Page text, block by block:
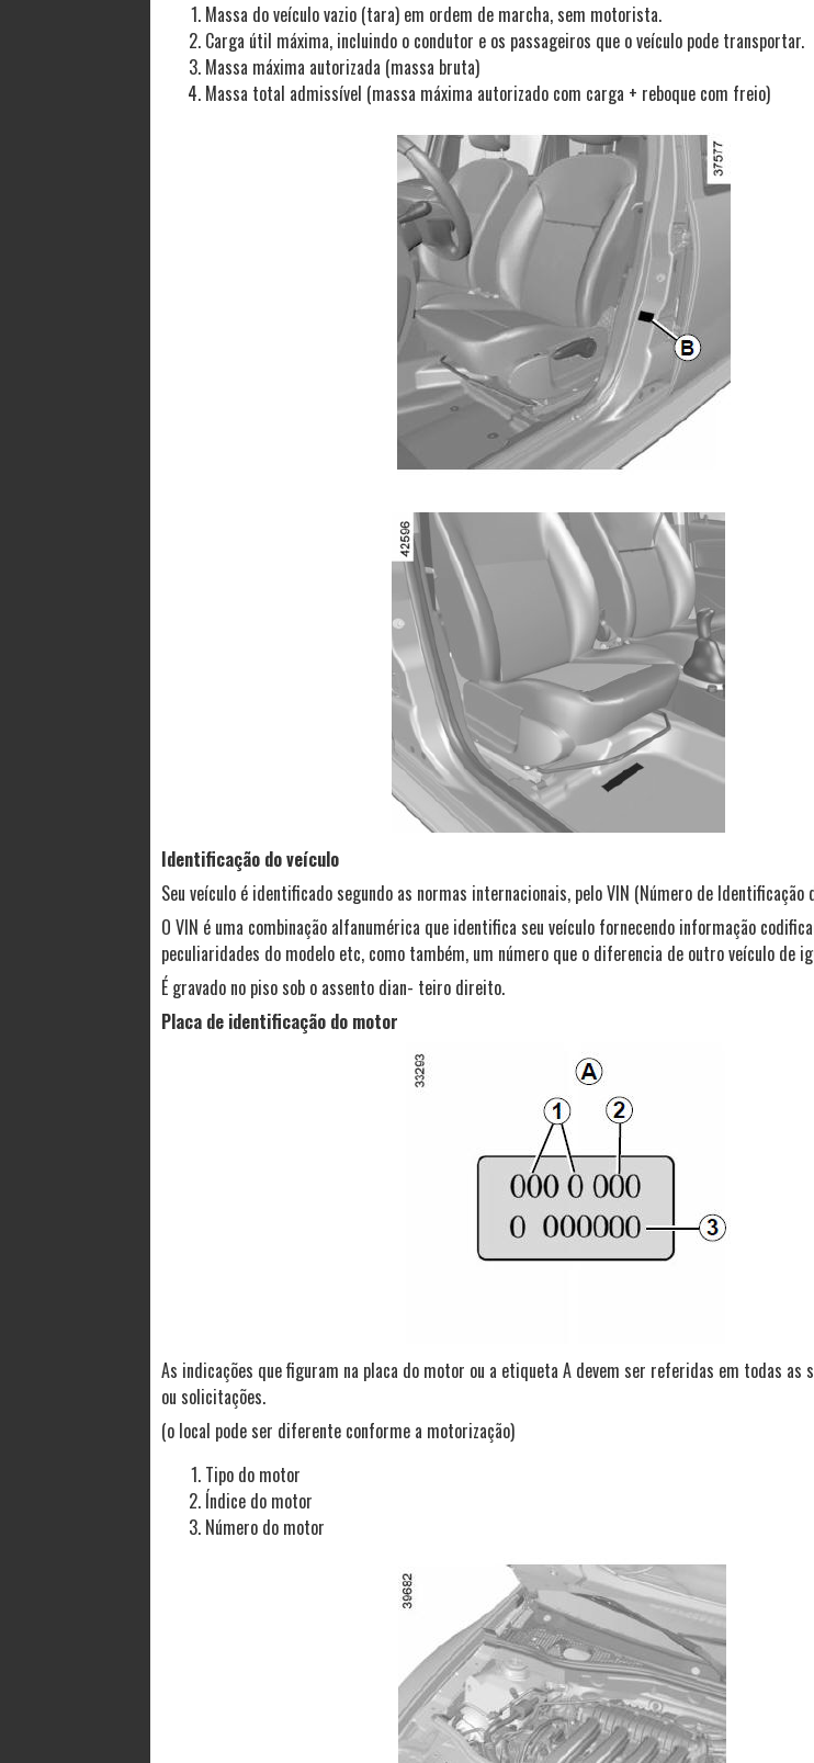
Massa do veículo vazio (tara) em ordem de marcha, sem motorista.
Carga útil máxima, incluindo o condutor e os passageiros que o veículo pode transportar.
Massa máxima autorizada (massa bruta)
Massa total admissível (massa máxima autorizado com carga + reboque com freio)
Identificação do veículo
Seu veículo é identificado segundo as normas internacionais, pelo VIN (Número de Identificação
O VIN é uma combinação alfanumérica que identifica seu veículo fornecendo informação
peculiaridades do modelo etc, como também, um número que o diferencia de outro veículo de
É gravado no piso sob o assento dian- teiro direito.
Placa de identificação do motor
As indicações que figuram na placa do motor ou a etiqueta A devem ser referidas em todas as
ou solicitações.
(o local pode ser diferente conforme a motorização)
Tipo do motor
Índice do motor
Número do motor